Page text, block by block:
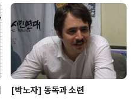
[박노자] 동독과 소련